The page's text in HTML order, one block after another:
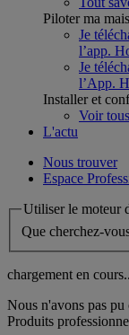
Piloter ma
Je
l’app.
Je
l’App.
Installer et
Voir
L'actu
Nous trouver
Espace
Utiliser le moteur
Que cherchez-
chargement en
Nous n'avons pas pu
Produits